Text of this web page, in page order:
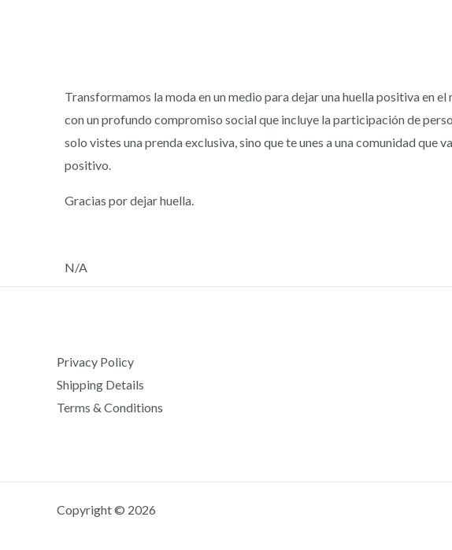
Transformamos la moda en un medio para dejar una huella positiva en
con un profundo compromiso social que incluye la participación de
solo vistes una prenda exclusiva, sino que te unes a una comunidad
positivo.
Gracias por dejar huella.
N/A
Privacy Policy
Shipping Details
Terms & Conditions
Copyright © 2026